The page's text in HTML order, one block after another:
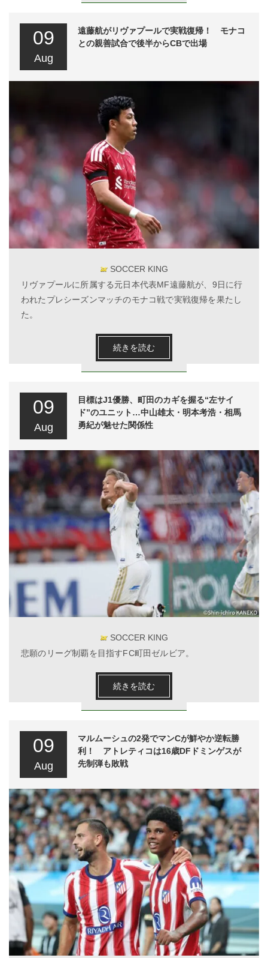
09
Aug
遠藤航がリヴァプールで実戦復帰！ モナコ
との親善試合で後半からCBで出場
SOCCER KING
リヴァプールに所属する元日本代表MF遠藤航が、9日に行
われたプレシーズンマッチのモナコ戦で実戦復帰を果たし
た。
続きを読む
09
Aug
目標はJ1優勝、町田のカギを握る“左サイ
ド”のユニット…中山雄太・明本考浩・相馬
勇紀が魅せた関係性
SOCCER KING
悲願のリーグ制覇を目指すFC町田ゼルビア。
続きを読む
09
Aug
マルムーシュの2発でマンCが鮮やか逆転勝
利！ アトレティコは16歳DFドミンゲスが
先制弾も敗戦